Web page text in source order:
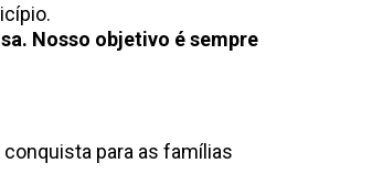
Nosso objetivo é sempre
conquista para as famílias